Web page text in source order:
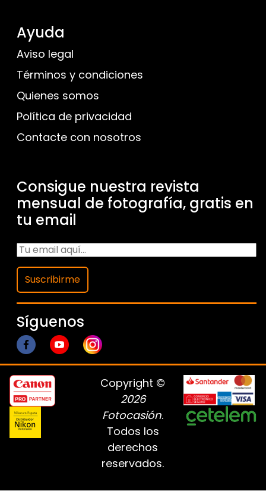
Ayuda
Aviso legal
Términos y condiciones
Quienes somos
Política de privacidad
Contacte con nosotros
Consigue nuestra revista
mensual de fotografía, gratis en
tu email
Suscribirme
Síguenos
Copyright ©
2026
Fotocasión.
Todos los
derechos
reservados.